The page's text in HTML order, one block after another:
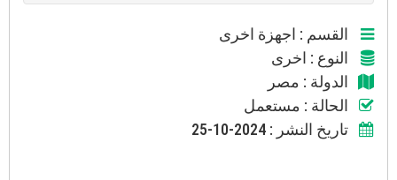
القسم : اجهزة اخرى
النوع : اخرى
الدولة : مصر
الحالة : مستعمل
تاريخ النشر : 2024-10-25